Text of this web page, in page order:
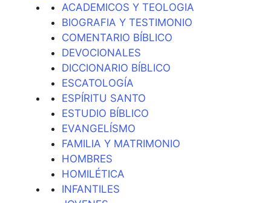
ACADEMICOS Y TEOLOGIA
BIOGRAFIA Y TESTIMONIO
COMENTARIO BÍBLICO
DEVOCIONALES
DICCIONARIO BÍBLICO
ESCATOLOGÍA
ESPÍRITU SANTO
ESTUDIO BÍBLICO
EVANGELÍSMO
FAMILIA Y MATRIMONIO
HOMBRES
HOMILÉTICA
INFANTILES